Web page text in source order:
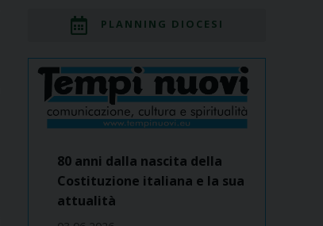
PLANNING DIOCESI
80 anni dalla nascita della
Costituzione italiana e la sua
attualità